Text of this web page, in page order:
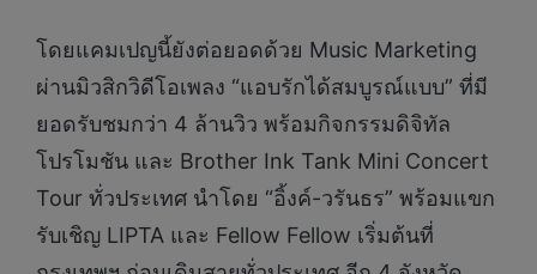
โดยแคมเปญนี้ยังต่อยอดด้วย Music Marketing
ผ่านมิวสิกวิดีโอเพลง “แอบรักได้สมบูรณ์แบบ” ที่มี
ยอดรับชมกว่า 4 ล้านวิว พร้อมกิจกรรมดิจิทัล
โปรโมชัน และ Brother Ink Tank Mini Concert
Tour ทั่วประเทศ นำโดย “อิ้งค์-วรันธร” พร้อมแขก
รับเชิญ LIPTA และ Fellow Fellow เริ่มต้นที่